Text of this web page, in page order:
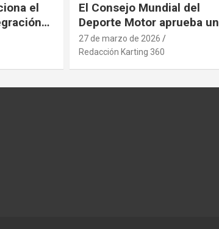
el
que se
al
El Consejo Mundial del
Deporte Motor aprueba un
nuevo asiento de karting
27 de marzo de 2026
Redacción Karting 360